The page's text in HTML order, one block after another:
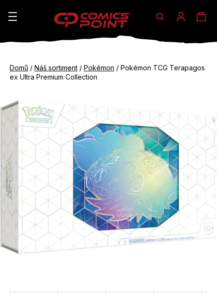
Hledat
Domů / Náš sortiment / Pokémon / Pokémon TCG Terapagos
ex Ultra Premium Collection
K
k
do
do
o
p
o
t
ř
e
b
e